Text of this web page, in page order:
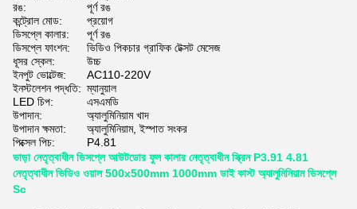
রঙ:
পূর্ণ রঙ
কন্ট্রোল মোড:
প্রয়োগ
ডিসপ্লে কালার:
পূর্ণ রঙ
ডিসপ্লে ফাংশন:
ভিডিও পিকচার গ্রাফিক টেক্সট মেসেজ
ধূসর স্কেল:
উচ্চ
ইনপুট ভোল্টেজ:
AC110-220V
ইনস্টলেশন পদ্ধতি: ম্যানুয়াল
LED চিপ:
এসএমডি
উপাদান:
অ্যালুমিনিয়াম খাদ
উপাদান ক্ষমতা:
অ্যালুমিনিয়াম, ইস্পাত সংকর
পিক্সেল পিচ:
P4.81
ভাড়া নেতৃত্বাধীন ডিসপ্লে আউটডোর ফুল কালার নেতৃত্বাধীন স্ক্রিন P3.91 4.81
নেতৃত্বাধীন ভিডিও ওয়াল 500x500mm 1000mm ডাই কাস্ট অ্যালুমিনিয়াম ডিসপ্লে
Sc